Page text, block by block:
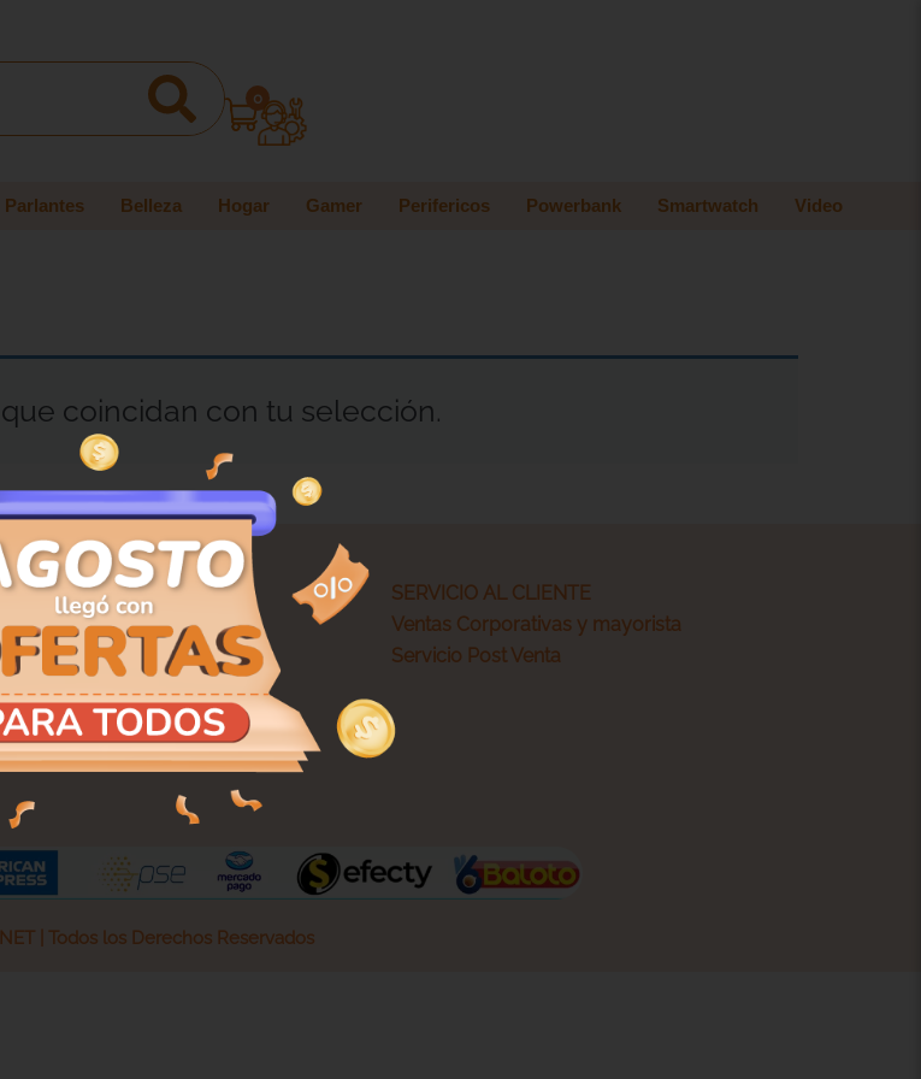
0
Parlantes Belleza Hogar Gamer Perifericos Powerbank Smartwatch Video
coincidan con tu selección.
y promociones
SERVICIO AL CLIENTE
Ventas Corporativas y mayorista
Servicio Post Venta
| Todos los Derechos Reservados